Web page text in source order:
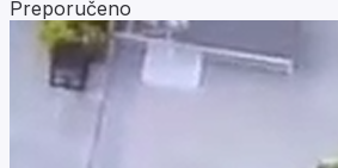
Preporučeno